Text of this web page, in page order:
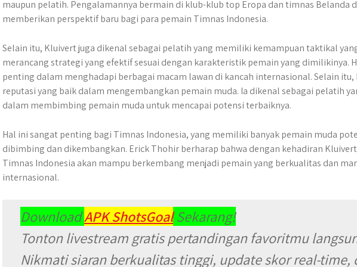
maupun pelatih. Pengalamannya bermain di klub-klub top Eropa dan timnas Belanda
memberikan perspektif baru bagi para pemain Timnas Indonesia.
Selain itu, Kluivert juga dikenal sebagai pelatih yang memiliki kemampuan taktikal
merancang strategi yang efektif sesuai dengan karakteristik pemain yang dimilikinya.
penting dalam menghadapi berbagai macam lawan di kancah internasional. Selain
reputasi yang baik dalam mengembangkan pemain muda. Ia dikenal sebagai pelatih
dalam membimbing pemain muda untuk mencapai potensi terbaiknya.
Hal ini sangat penting bagi Timnas Indonesia, yang memiliki banyak pemain muda
dibimbing dan dikembangkan. Erick Thohir berharap bahwa dengan kehadiran
Timnas Indonesia akan mampu berkembang menjadi pemain yang berkualitas dan
internasional.
DownloadAPK ShotsGoalSekarang!
Tonton livestream gratis pertandingan favoritmu
Nikmati siaran berkualitas tinggi, update skor real-time,